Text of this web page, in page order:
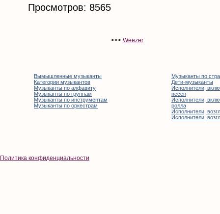
Просмотров: 8565
<<< Weezer
Вымышленные музыканты
Категории музыкантов
Музыканты по алфавиту
Музыканты по группам
Музыканты по инструментам
Музыканты по оркестрам
Музыканты по
Дети-музыканты
Исполнители,
песен
Исполнители,
ролла
Исполнители,
Исполнители,
Политика конфиденциальности